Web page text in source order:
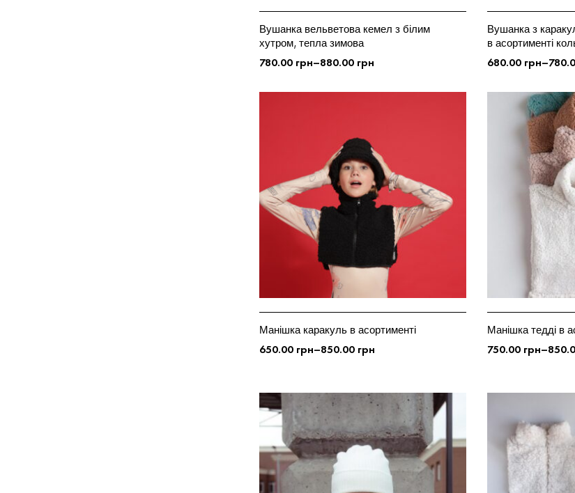
Вушанка вельветова кемел з білим
хутром, тепла зимова
780.00 грн–880.00 грн
Вушанка з
в асортименті
680.00 грн–
Манішка каракуль в асортименті
650.00 грн–850.00 грн
Манішка тедді в
750.00 грн–